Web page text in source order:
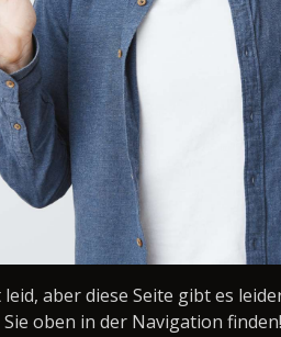
aber diese Seite gibt es
oben in der Navigation finden!